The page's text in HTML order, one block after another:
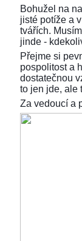
Bohužel na
jisté potíže a
tvářích.
jinde -
Přejme si
pospolitost a
dostatečnou
to jen jde, ale
Za vedoucí a